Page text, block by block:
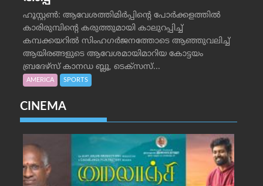
ഹൂസ്റ്റണ്‍: ആവേശത്തിമിര്‍പ്പിന്റെ പോര്‍ക്കളത്തില്‍
കാരിരുമ്പിന്റെ കരുത്തുമായി കാലുറപ്പിച്ച്
കമ്പക്കയറില്‍ സിംഹഗര്‍ജനത്തോടെ ആഞ്ഞുവലിച്ച്
ആയിരങ്ങളുടെ ആവേശമായിമാറിയ കോട്ടയം
ബ്രദേഴ്‌സ് കാനഡ ബ്ലൂ, ടെക്‌സസ്...
AMERICA SPORTS
CINEMA